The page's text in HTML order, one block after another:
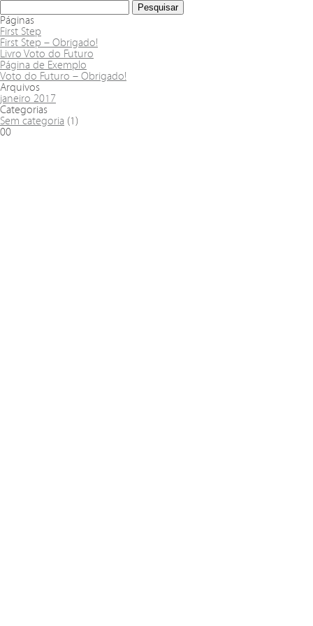
Páginas
First Step
First Step – Obrigado!
Livro Voto do Futuro
Página de Exemplo
Voto do Futuro – Obrigado!
Arquivos
janeiro 2017
Categorias
Sem categoria (1)
00